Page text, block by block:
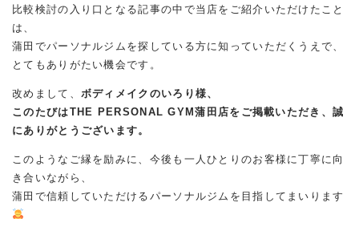
比較検討の入り口となる記事の中で当店をご紹介いただけたこと
は、
蒲田でパーソナルジムを探している方に知っていただくうえで、
とてもありがたい機会です。
改めまして、 ボディメイクのいろり様、
このたびはTHE PERSONAL GYM蒲田店をご掲載いただき、誠
にありがとうございます。
このようなご縁を励みに、今後も一人ひとりのお客様に丁寧に向
き合いながら、
蒲田で信頼していただけるパーソナルジムを目指してまいります